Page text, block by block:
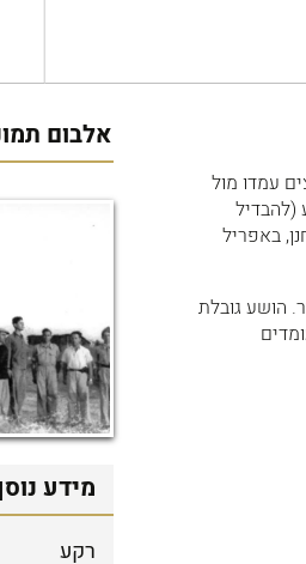
עמדו מול
(להבדיל
באפריל
הושע גובלת
אלבום
מידע
רקע